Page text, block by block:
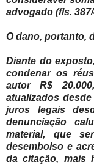
advogado (fls. 387/
O dano, portanto,
Diante do
condenar os
autor R$
atualizados
juros legais
denunciação
material, que
desembolso e
da citação, mais